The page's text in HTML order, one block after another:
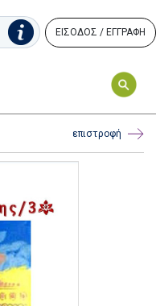
ΕΙΣΟΔΟΣ / ΕΓΓΡΑΦΗ
επιστροφή